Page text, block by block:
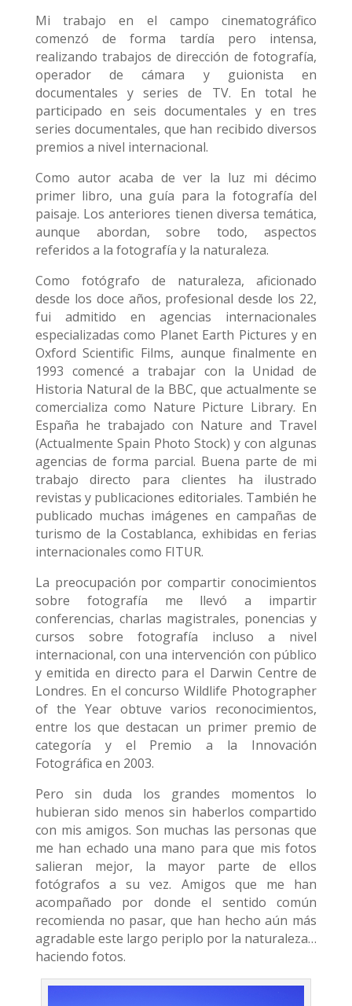
Mi trabajo en el campo cinematográfico
comenzó de forma tardía pero intensa,
realizando trabajos de dirección de fotografía,
operador de cámara y guionista en
documentales y series de TV. En total he
participado en seis documentales y en tres
series documentales, que han recibido diversos
premios a nivel internacional.
Como autor acaba de ver la luz mi décimo
primer libro, una guía para la fotografía del
paisaje. Los anteriores tienen diversa temática,
aunque abordan, sobre todo, aspectos
referidos a la fotografía y la naturaleza.
Como fotógrafo de naturaleza, aficionado
desde los doce años, profesional desde los 22,
fui admitido en agencias internacionales
especializadas como Planet Earth Pictures y en
Oxford Scientific Films, aunque finalmente en
1993 comencé a trabajar con la Unidad de
Historia Natural de la BBC, que actualmente se
comercializa como Nature Picture Library. En
España he trabajado con Nature and Travel
(Actualmente Spain Photo Stock) y con algunas
agencias de forma parcial. Buena parte de mi
trabajo directo para clientes ha ilustrado
revistas y publicaciones editoriales. También he
publicado muchas imágenes en campañas de
turismo de la Costablanca, exhibidas en ferias
internacionales como FITUR.
La preocupación por compartir conocimientos
sobre fotografía me llevó a impartir
conferencias, charlas magistrales, ponencias y
cursos sobre fotografía incluso a nivel
internacional, con una intervención con público
y emitida en directo para el Darwin Centre de
Londres. En el concurso Wildlife Photographer
of the Year obtuve varios reconocimientos,
entre los que destacan un primer premio de
categoría y el Premio a la Innovación
Fotográfica en 2003.
Pero sin duda los grandes momentos lo
hubieran sido menos sin haberlos compartido
con mis amigos. Son muchas las personas que
me han echado una mano para que mis fotos
salieran mejor, la mayor parte de ellos
fotógrafos a su vez. Amigos que me han
acompañado por donde el sentido común
recomienda no pasar, que han hecho aún más
agradable este largo periplo por la naturaleza…
haciendo fotos.